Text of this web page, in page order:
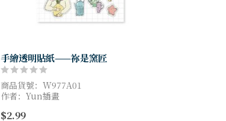
手繪透明貼紙——祢是窯匠
商品貨號：W977A01
作者：Yun插畫
ISBN：4711342385347
$2.99